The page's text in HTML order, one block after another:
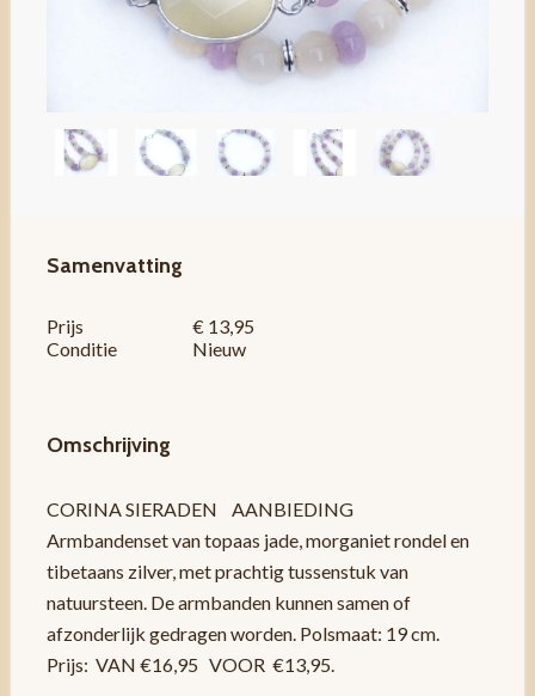
Samenvatting
Prijs
€ 13,95
Conditie
Nieuw
Omschrijving
CORINA SIERADEN AANBIEDING
Armbandenset van topaas jade, morganiet rondel en
tibetaans zilver, met prachtig tussenstuk van
natuursteen. De armbanden kunnen samen of
afzonderlijk gedragen worden. Polsmaat: 19 cm.
Prijs: VAN €16,95 VOOR €13,95.